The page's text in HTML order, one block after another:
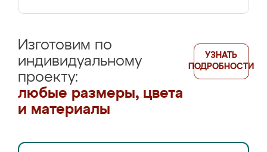
Изготовим по
индивидуальному
проекту:
любые размеры, цвета
и материалы
УЗНАТЬ
ПОДРОБНОСТИ